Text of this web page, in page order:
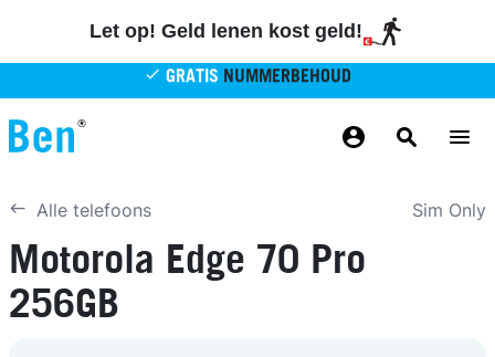
Let op! Geld lenen kost geld!
Alle telefoons Sim Only
Motorola Edge 70 Pro
256GB